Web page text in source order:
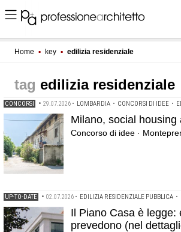
Home ▪ key ▪ edilizia residenziale
edilizia residenziale
CONCORSI • 29.07.2026 • LOMBARDIA • CONCORSI DI IDEE •
Milano, social housing
Concorso di idee ·
UP-TO-DATE • 02.07.2026 • EDILIZIA RESIDENZIALE PUBBLICA •
Il Piano Casa è legge:
prevedono (nel